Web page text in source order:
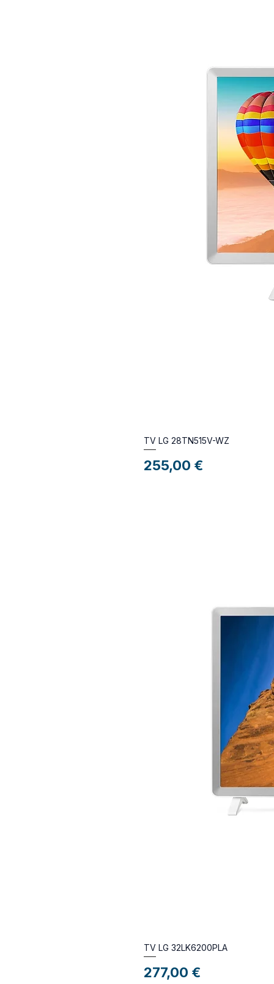
TV LG 28TN515V-WZ
Preço
255,00 €
TV LG 32LK6200PLA
Preço
277,00 €